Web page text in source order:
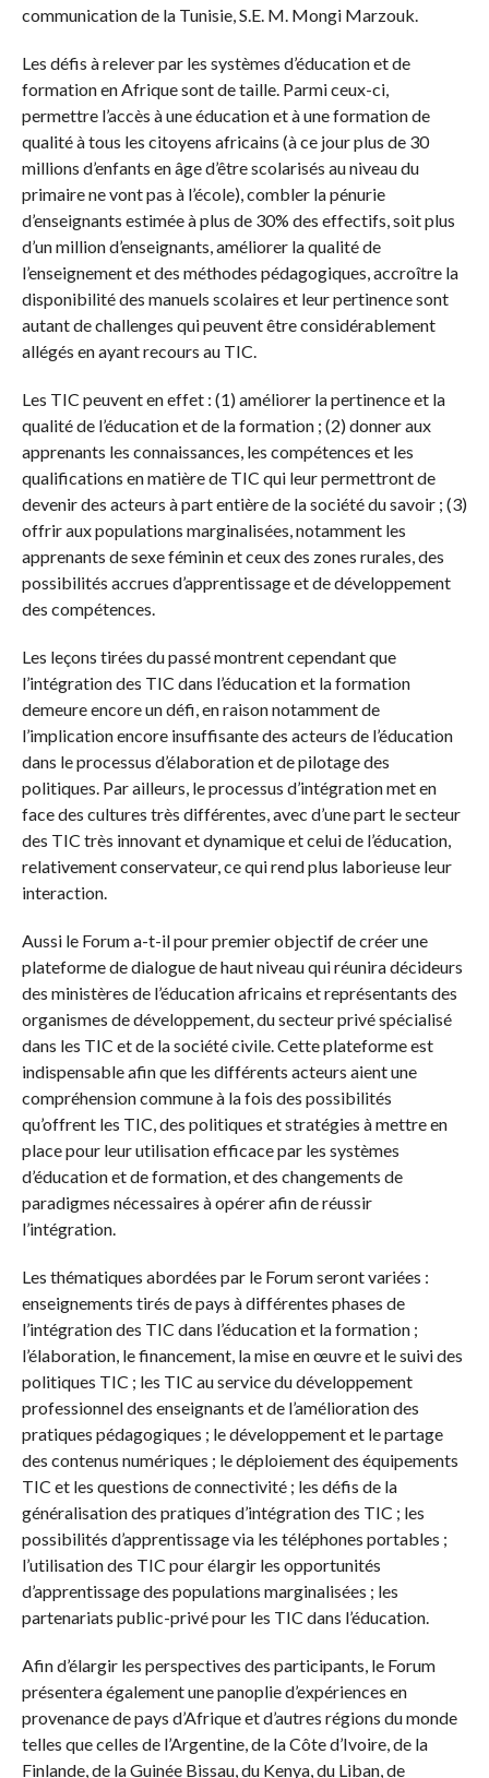
communication de la Tunisie, S.E. M. Mongi Marzouk.
Les défis à relever par les systèmes d’éducation et de
formation en Afrique sont de taille. Parmi ceux-ci,
permettre l’accès à une éducation et à une formation de
qualité à tous les citoyens africains (à ce jour plus de 30
millions d’enfants en âge d’être scolarisés au niveau du
primaire ne vont pas à l’école), combler la pénurie
d’enseignants estimée à plus de 30% des effectifs, soit plus
d’un million d’enseignants, améliorer la qualité de
l’enseignement et des méthodes pédagogiques, accroître la
disponibilité des manuels scolaires et leur pertinence sont
autant de challenges qui peuvent être considérablement
allégés en ayant recours au TIC.
Les TIC peuvent en effet : (1) améliorer la pertinence et la
qualité de l’éducation et de la formation ; (2) donner aux
apprenants les connaissances, les compétences et les
qualifications en matière de TIC qui leur permettront de
devenir des acteurs à part entière de la société du savoir ; (3)
offrir aux populations marginalisées, notamment les
apprenants de sexe féminin et ceux des zones rurales, des
possibilités accrues d’apprentissage et de développement
des compétences.
Les leçons tirées du passé montrent cependant que
l’intégration des TIC dans l’éducation et la formation
demeure encore un défi, en raison notamment de
l’implication encore insuffisante des acteurs de l’éducation
dans le processus d’élaboration et de pilotage des
politiques. Par ailleurs, le processus d’intégration met en
face des cultures très différentes, avec d’une part le secteur
des TIC très innovant et dynamique et celui de l’éducation,
relativement conservateur, ce qui rend plus laborieuse leur
interaction.
Aussi le Forum a-t-il pour premier objectif de créer une
plateforme de dialogue de haut niveau qui réunira décideurs
des ministères de l’éducation africains et représentants des
organismes de développement, du secteur privé spécialisé
dans les TIC et de la société civile. Cette plateforme est
indispensable afin que les différents acteurs aient une
compréhension commune à la fois des possibilités
qu’offrent les TIC, des politiques et stratégies à mettre en
place pour leur utilisation efficace par les systèmes
d’éducation et de formation, et des changements de
paradigmes nécessaires à opérer afin de réussir
l’intégration.
Les thématiques abordées par le Forum seront variées :
enseignements tirés de pays à différentes phases de
l’intégration des TIC dans l’éducation et la formation ;
l’élaboration, le financement, la mise en œuvre et le suivi des
politiques TIC ; les TIC au service du développement
professionnel des enseignants et de l’amélioration des
pratiques pédagogiques ; le développement et le partage
des contenus numériques ; le déploiement des équipements
TIC et les questions de connectivité ; les défis de la
généralisation des pratiques d’intégration des TIC ; les
possibilités d’apprentissage via les téléphones portables ;
l’utilisation des TIC pour élargir les opportunités
d’apprentissage des populations marginalisées ; les
partenariats public-privé pour les TIC dans l’éducation.
Afin d’élargir les perspectives des participants, le Forum
présentera également une panoplie d’expériences en
provenance de pays d’Afrique et d’autres régions du monde
telles que celles de l’Argentine, de la Côte d’Ivoire, de la
Finlande, de la Guinée Bissau, du Kenya, du Liban, de